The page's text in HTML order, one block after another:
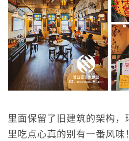
里面保留了旧建筑的架构，
里吃点心真的别有一番风味！